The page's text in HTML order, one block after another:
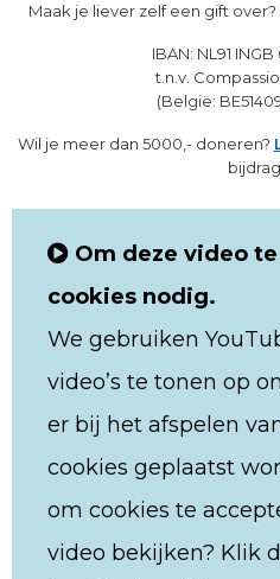
Maak je liever zelf een gift
IBAN: NL91
t.n.v.
(België:
Wil je meer dan 5000,- doneren?
Om deze video
cookies nodig.
We gebruiken
video’s te tonen op
er bij het afspelen
cookies geplaatst
om cookies te
video bekijken? Klik